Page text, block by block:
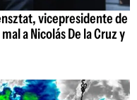
vicepresidente de
a Nicolás De la Cruz y